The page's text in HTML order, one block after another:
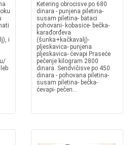
i
Ketering obrocisve po 680
dinara - punjena piletina-
susam piletina- bataci
pohovani- kobasice- bečka-
karađorđeva
(šunka+kačkavalj)-
pljeskavica- punjena
pljeskavica- ćevapi Praseće
pečenje kilogram 2800
dinara. Sendvičisve po 450
dinara - pohovana piletina-
susam piletina- bečka-
ćevapi- pečen...